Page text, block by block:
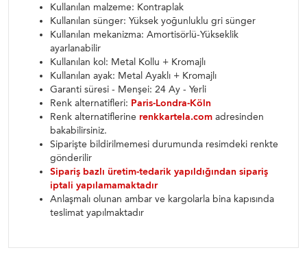
Kullanılan malzeme: Kontraplak
Kullanılan sünger: Yüksek yoğunluklu gri sünger
Kullanılan mekanizma: Amortisörlü-Yükseklik
ayarlanabilir
Kullanılan kol: Metal Kollu + Kromajlı
Kullanılan ayak: Metal Ayaklı + Kromajlı
Garanti süresi - Menşei: 24 Ay - Yerli
Renk alternatifleri: Paris-Londra-Köln
Renk alternatiflerine renkkartela.com adresinden
bakabilirsiniz.
Siparişte bildirilmemesi durumunda resimdeki renkte
gönderilir
Sipariş bazlı üretim-tedarik yapıldığından sipariş
iptali yapılamamaktadır
Anlaşmalı olunan ambar ve kargolarla bina kapısında
teslimat yapılmaktadır